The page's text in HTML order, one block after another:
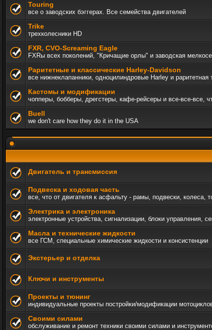
Touring
все о заводских бэггерах. Все семейства двигателей
Trike
трехколесники HD
FXR, СVO-Screaming Eagle
FXRы всех поколений, "Кричащие орлы" и заводская
Раритетные и классические Harley-Davidson
все нижнеклапанники, одноцилиндровые Harley и
Кастомы и модификации
чопперы, бобберы, дрегстеры, кафе-рейсеры и все-все-все,
Buell
we don't care how they do it in the USA
Двигатель и трансмиссия
Подвеска и ходовая часть
все, что от двигателя к асфальту - рамы, подвески, колеса,
Электрика и электроника
электронные устройства, сигнализации, блоки управления,
Масла и технические жидкости
все ГСМ, специальные химические жидкости и консистенции
Экстерьер и отделка
Ключи и инструменты
Проекты и тюнинг
индивидуальные проекты постройки/модификации
Своими силами
обслуживание и ремонт техники своими силами и